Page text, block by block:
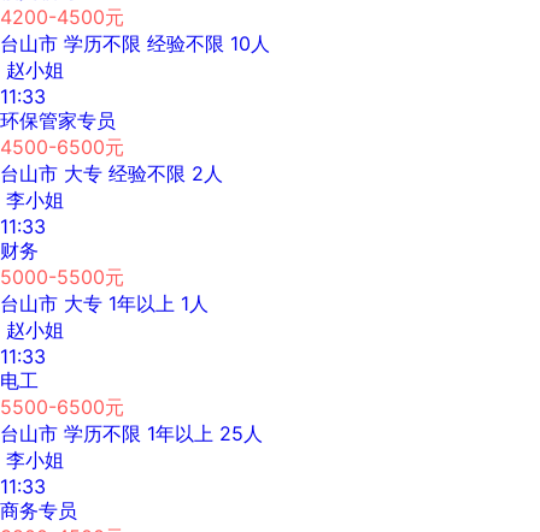
4200-4500元
台山市 学历不限 经验不限 10人
赵小姐
11:33
环保管家专员
4500-6500元
台山市 大专 经验不限 2人
李小姐
11:33
财务
5000-5500元
台山市 大专 1年以上 1人
赵小姐
11:33
电工
5500-6500元
台山市 学历不限 1年以上 25人
李小姐
11:33
商务专员